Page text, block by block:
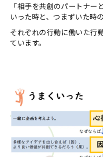
「相手を共創のパートナー
いった時と、つまずいた時の
それぞれの行動に働いた行
ています。